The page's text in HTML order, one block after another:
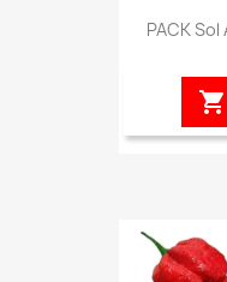
PACK
